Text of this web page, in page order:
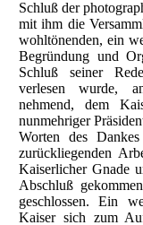
Schluß der
mit ihm die
wohltönenden, ein
Begründung und
Schluß seiner
verlesen wurde,
nehmend, dem
nunmehriger
Worten des
zurückliegenden
Kaiserlicher Gnade
Abschluß
geschlossen. Ein
Kaiser sich zum